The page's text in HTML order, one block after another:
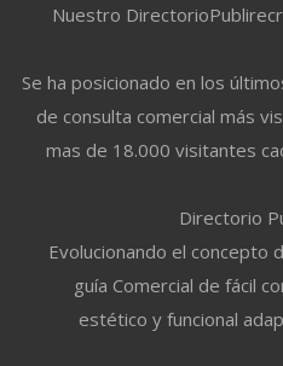
Nuestro
Se ha posicionado en los
de consulta comercial más
mas de 18.000 visitantes
Directorio
Evolucionando el concepto
guía Comercial de fácil
estético y funcional